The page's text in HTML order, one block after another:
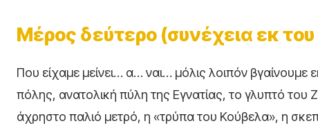
Μέρος δεύτερο (συνέχεια εκ
Που είχαμε μείνει… α… ναι… μόλις λοιπόν βγαίνουμε
πόλης, ανατολική πύλη της Εγνατίας, το γλυπτό
άχρηστο παλιό μετρό, η «τρύπα του Κούβελα», η